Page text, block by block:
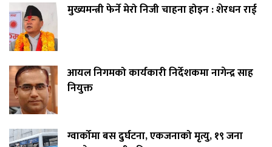
मुख्यमन्त्री फेर्ने मेरो निजी चाहना होइन : शेरधन राई
आयल निगमको कार्यकारी निर्देशकमा नागेन्द्र साह
नियुक्त
ग्वार्कोमा बस दुर्घटना, एकजनाको मृत्यु, १९ जना